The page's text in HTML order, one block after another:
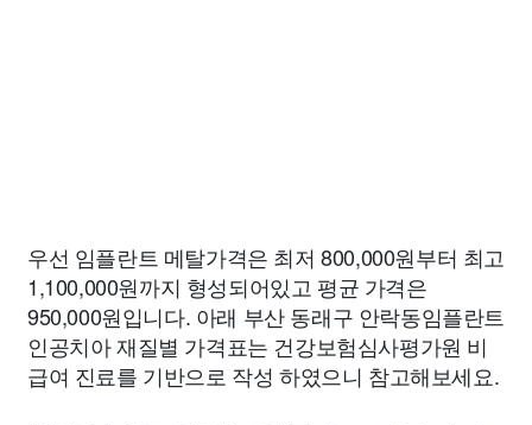
우선 임플란트 메탈가격은 최저 800,000원부터 최고
1,100,000원까지 형성되어있고 평균 가격은
950,000원입니다. 아래 부산 동래구 안락동임플란트
인공치아 재질별 가격표는 건강보험심사평가원 비
급여 진료를 기반으로 작성 하였으니 참고해보세요.